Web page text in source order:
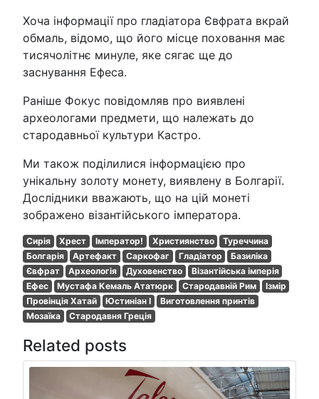
Хоча інформації про гладіатора Євфрата вкрай
обмаль, відомо, що його місце поховання має
тисячолітнє минуле, яке сягає ще до
заснування Ефеса.
Раніше Фокус повідомляв про виявлені
археологами предмети, що належать до
стародавньої культури Кастро.
Ми також поділилися інформацією про
унікальну золоту монету, виявлену в Болгарії.
Дослідники вважають, що на цій монеті
зображено візантійського імператора.
Сирія Хрест Імператор! Християнство
Туреччина
Болгарія
Артефакт Саркофаг Гладіатор
Базиліка
Євфрат
Археологія Духовенство
Візантійська імперія
Ефес
Мустафа Кемаль Ататюрк Стародавній Рим
Ізмір
Провінція Хатай
Юстиніан І
Виготовлення принтів
Мозаїка
Стародавня Греція
Related posts